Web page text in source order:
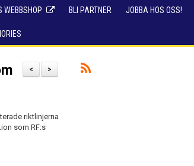
WEBBSHOP BLI PARTNER JOBBA HOS OSS!
>
<
riktlinjerna
som RF:s